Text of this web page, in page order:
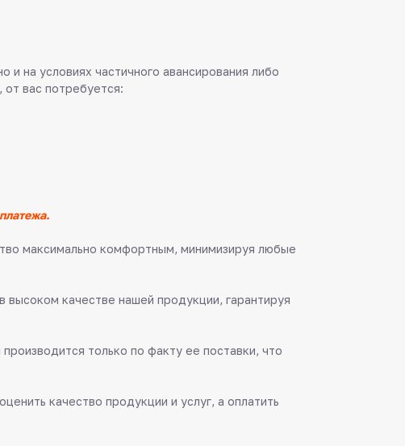
и на условиях частичного авансирования либо
вас потребуется:
максимально комфортным, минимизируя любые
качестве нашей продукции, гарантируя
только по факту ее поставки, что
качество продукции и услуг, а оплатить